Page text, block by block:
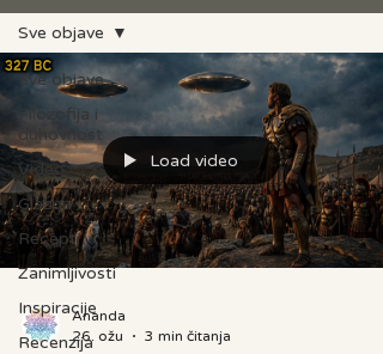
Sve objave
Filozofija i
duhovnost
Video
Glazba
Recepti
Zanimljivosti
Inspiracije
Recenzija
Sve objave
Load video
Ananda
26. ožu
3 min čitanja